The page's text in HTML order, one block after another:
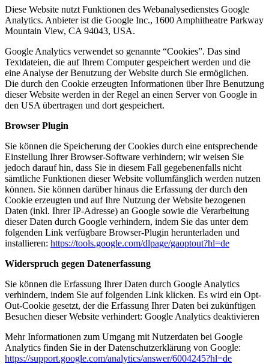
Diese Website nutzt Funktionen des Webanalysedienstes Google
Analytics. Anbieter ist die Google Inc., 1600 Amphitheatre Parkway
Mountain View, CA 94043, USA.
Google Analytics verwendet so genannte “Cookies”. Das sind
Textdateien, die auf Ihrem Computer gespeichert werden und die
eine Analyse der Benutzung der Website durch Sie ermöglichen.
Die durch den Cookie erzeugten Informationen über Ihre Benutzung
dieser Website werden in der Regel an einen Server von Google in
den USA übertragen und dort gespeichert.
Browser Plugin
Sie können die Speicherung der Cookies durch eine entsprechende
Einstellung Ihrer Browser-Software verhindern; wir weisen Sie
jedoch darauf hin, dass Sie in diesem Fall gegebenenfalls nicht
sämtliche Funktionen dieser Website vollumfänglich werden nutzen
können. Sie können darüber hinaus die Erfassung der durch den
Cookie erzeugten und auf Ihre Nutzung der Website bezogenen
Daten (inkl. Ihrer IP-Adresse) an Google sowie die Verarbeitung
dieser Daten durch Google verhindern, indem Sie das unter dem
folgenden Link verfügbare Browser-Plugin herunterladen und
installieren: https://tools.google.com/dlpage/gaoptout?hl=de
Widerspruch gegen Datenerfassung
Sie können die Erfassung Ihrer Daten durch Google Analytics
verhindern, indem Sie auf folgenden Link klicken. Es wird ein Opt-
Out-Cookie gesetzt, der die Erfassung Ihrer Daten bei zukünftigen
Besuchen dieser Website verhindert: Google Analytics deaktivieren
Mehr Informationen zum Umgang mit Nutzerdaten bei Google
Analytics finden Sie in der Datenschutzerklärung von Google:
https://support.google.com/analytics/answer/6004245?hl=de